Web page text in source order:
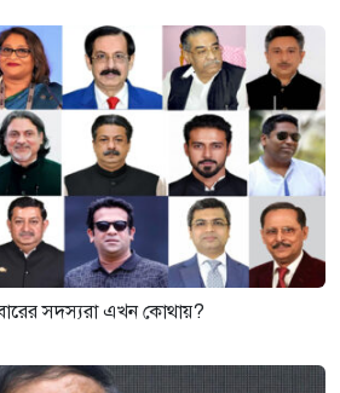
সদস্যরা এখন কোথায়?